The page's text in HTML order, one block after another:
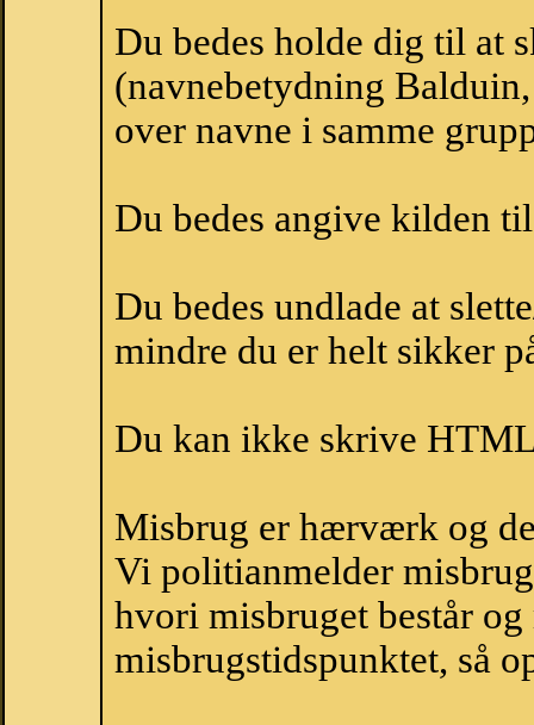
Du bedes holde dig til at
(navnebetydning
over navne i samme
Du bedes angive kilden
Du bedes undlade at
mindre du er helt sikker
Du kan ikke skrive
Misbrug er hærværk og
Vi politianmelder
hvori misbruget består
misbrugstidspunktet, så